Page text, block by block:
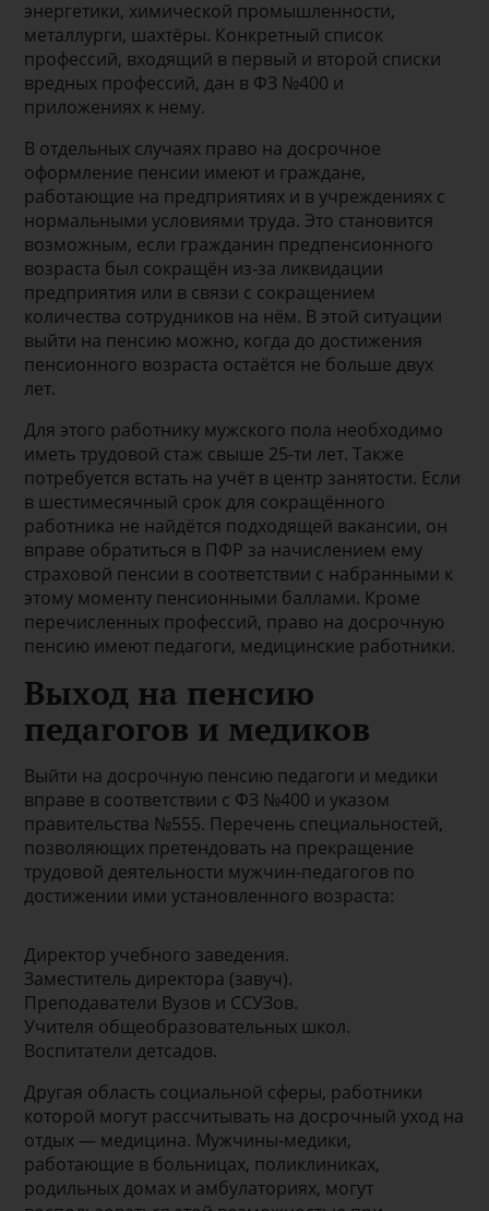
энергетики, химической промышленности,
металлурги, шахтёры. Конкретный список
профессий, входящий в первый и второй списки
вредных профессий, дан в ФЗ №400 и
приложениях к нему.
В отдельных случаях право на досрочное
оформление пенсии имеют и граждане,
работающие на предприятиях и в учреждениях с
нормальными условиями труда. Это становится
возможным, если гражданин предпенсионного
возраста был сокращён из-за ликвидации
предприятия или в связи с сокращением
количества сотрудников на нём. В этой ситуации
выйти на пенсию можно, когда до достижения
пенсионного возраста остаётся не больше двух
лет.
Для этого работнику мужского пола необходимо
иметь трудовой стаж свыше 25-ти лет. Также
потребуется встать на учёт в центр занятости. Если
в шестимесячный срок для сокращённого
работника не найдётся подходящей вакансии, он
вправе обратиться в ПФР за начислением ему
страховой пенсии в соответствии с набранными к
этому моменту пенсионными баллами. Кроме
перечисленных профессий, право на досрочную
пенсию имеют педагоги, медицинские работники.
Выход на пенсию
педагогов и медиков
Выйти на досрочную пенсию педагоги и медики
вправе в соответствии с ФЗ №400 и указом
правительства №555. Перечень специальностей,
позволяющих претендовать на прекращение
трудовой деятельности мужчин-педагогов по
достижении ими установленного возраста:
Директор учебного заведения.
Заместитель директора (завуч).
Преподаватели Вузов и ССУЗов.
Учителя общеобразовательных школ.
Воспитатели детсадов.
Другая область социальной сферы, работники
которой могут рассчитывать на досрочный уход на
отдых — медицина. Мужчины-медики,
работающие в больницах, поликлиниках,
родильных домах и амбулаториях, могут